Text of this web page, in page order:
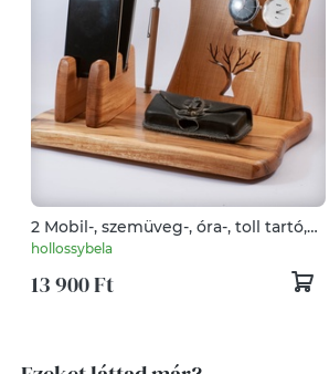
2 Mobil-, szemüveg-, óra-, toll tartó,
asztali rendező
hollossybela
13 900 Ft